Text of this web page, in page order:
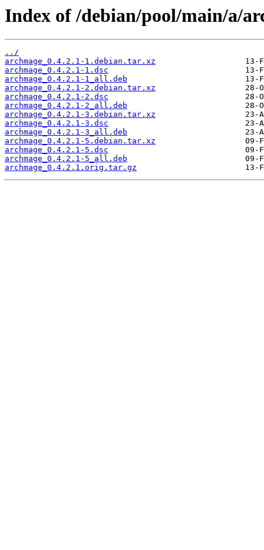
Index of /debian/pool/main/a/
../
archmage_0.4.2.1-1.debian.tar.xz
archmage_0.4.2.1-1.dsc
archmage_0.4.2.1-1_all.deb
archmage_0.4.2.1-2.debian.tar.xz
archmage_0.4.2.1-2.dsc
archmage_0.4.2.1-2_all.deb
archmage_0.4.2.1-3.debian.tar.xz
archmage_0.4.2.1-3.dsc
archmage_0.4.2.1-3_all.deb
archmage_0.4.2.1-5.debian.tar.xz
archmage_0.4.2.1-5.dsc
archmage_0.4.2.1-5_all.deb
archmage_0.4.2.1.orig.tar.gz